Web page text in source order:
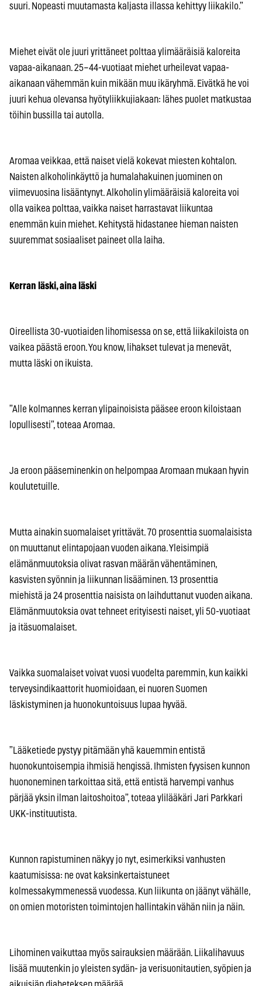
suuri. Nopeasti muutamasta kaljasta illassa kehittyy liikakilo.”
Miehet eivät ole juuri yrittäneet polttaa ylimääräisiä kaloreita
vapaa-aikanaan. 25–44-vuotiaat miehet urheilevat vapaa-
aikanaan vähemmän kuin mikään muu ikäryhmä. Eivätkä he voi
juuri kehua olevansa hyötyliikkujiakaan: lähes puolet matkustaa
töihin bussilla tai autolla.
Aromaa veikkaa, että naiset vielä kokevat miesten kohtalon.
Naisten alkoholinkäyttö ja humalahakuinen juominen on
viimevuosina lisääntynyt. Alkoholin ylimääräisiä kaloreita voi
olla vaikea polttaa, vaikka naiset harrastavat liikuntaa
enemmän kuin miehet. Kehitystä hidastanee hieman naisten
suuremmat sosiaaliset paineet olla laiha.
Kerran läski, aina läski
Oireellista 30-vuotiaiden lihomisessa on se, että liikakiloista on
vaikea päästä eroon. You know, lihakset tulevat ja menevät,
mutta läski on ikuista.
”Alle kolmannes kerran ylipainoisista pääsee eroon kiloistaan
lopullisesti”, toteaa Aromaa.
Ja eroon pääseminenkin on helpompaa Aromaan mukaan hyvin
koulutetuille.
Mutta ainakin suomalaiset yrittävät. 70 prosenttia suomalaisista
on muuttanut elintapojaan vuoden aikana. Yleisimpiä
elämänmuutoksia olivat rasvan määrän vähentäminen,
kasvisten syönnin ja liikunnan lisääminen. 13 prosenttia
miehistä ja 24 prosenttia naisista on laihduttanut vuoden aikana.
Elämänmuutoksia ovat tehneet erityisesti naiset, yli 50-vuotiaat
ja itäsuomalaiset.
Vaikka suomalaiset voivat vuosi vuodelta paremmin, kun kaikki
terveysindikaattorit huomioidaan, ei nuoren Suomen
läskistyminen ja huonokuntoisuus lupaa hyvää.
”Lääketiede pystyy pitämään yhä kauemmin entistä
huonokuntoisempia ihmisiä hengissä. Ihmisten fyysisen kunnon
huononeminen tarkoittaa sitä, että entistä harvempi vanhus
pärjää yksin ilman laitoshoitoa”, toteaa ylilääkäri Jari Parkkari
UKK-instituutista.
Kunnon rapistuminen näkyy jo nyt, esimerkiksi vanhusten
kaatumisissa: ne ovat kaksinkertaistuneet
kolmessakymmenessä vuodessa. Kun liikunta on jäänyt vähälle,
on omien motoristen toimintojen hallintakin vähän niin ja näin.
Lihominen vaikuttaa myös sairauksien määrään. Liikalihavuus
lisää muutenkin jo yleisten sydän- ja verisuonitautien, syöpien ja